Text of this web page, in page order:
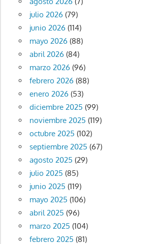
julio 2026 (79)
junio 2026 (114)
mayo 2026 (88)
abril 2026 (84)
marzo 2026 (96)
febrero 2026 (88)
enero 2026 (53)
diciembre 2025 (99)
noviembre 2025 (119)
octubre 2025 (102)
septiembre 2025 (67)
agosto 2025 (29)
julio 2025 (85)
junio 2025 (119)
mayo 2025 (106)
abril 2025 (96)
marzo 2025 (104)
febrero 2025 (81)